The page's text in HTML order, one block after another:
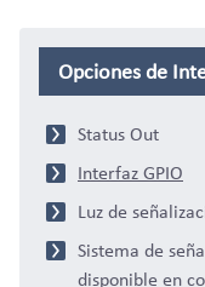
Opciones de
Status Out
Interfaz GPIO
Luz de
Sistema de
disponible en